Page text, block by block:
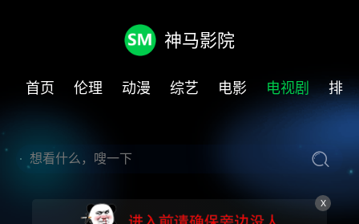
神马影院
首页 伦理 动漫 综艺 电影 电视剧 排
X